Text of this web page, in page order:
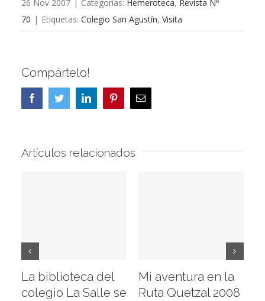
26 Nov 2007 Categorías: Hemeroteca, Revista Nº
70 | Etiquetas: Colegio San Agustín, Visita
Compártelo!
FacebookTwitterLinkedInPinterestCorreo
electrónico
Artículos relacionados
La biblioteca del
colegio La Salle se
Mi aventura en la
Ruta Quetzal 2008